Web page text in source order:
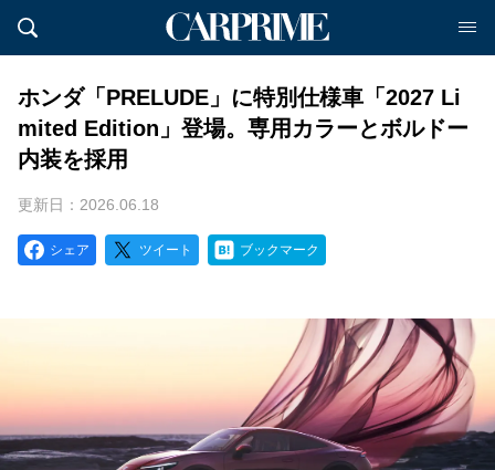
ホンダ「PRELUDE」に特別仕様車「2027 Li
mited Edition」登場。専用カラーとボルドー
内装を採用
更新日：2026.06.18
シェア ツイート ブックマーク